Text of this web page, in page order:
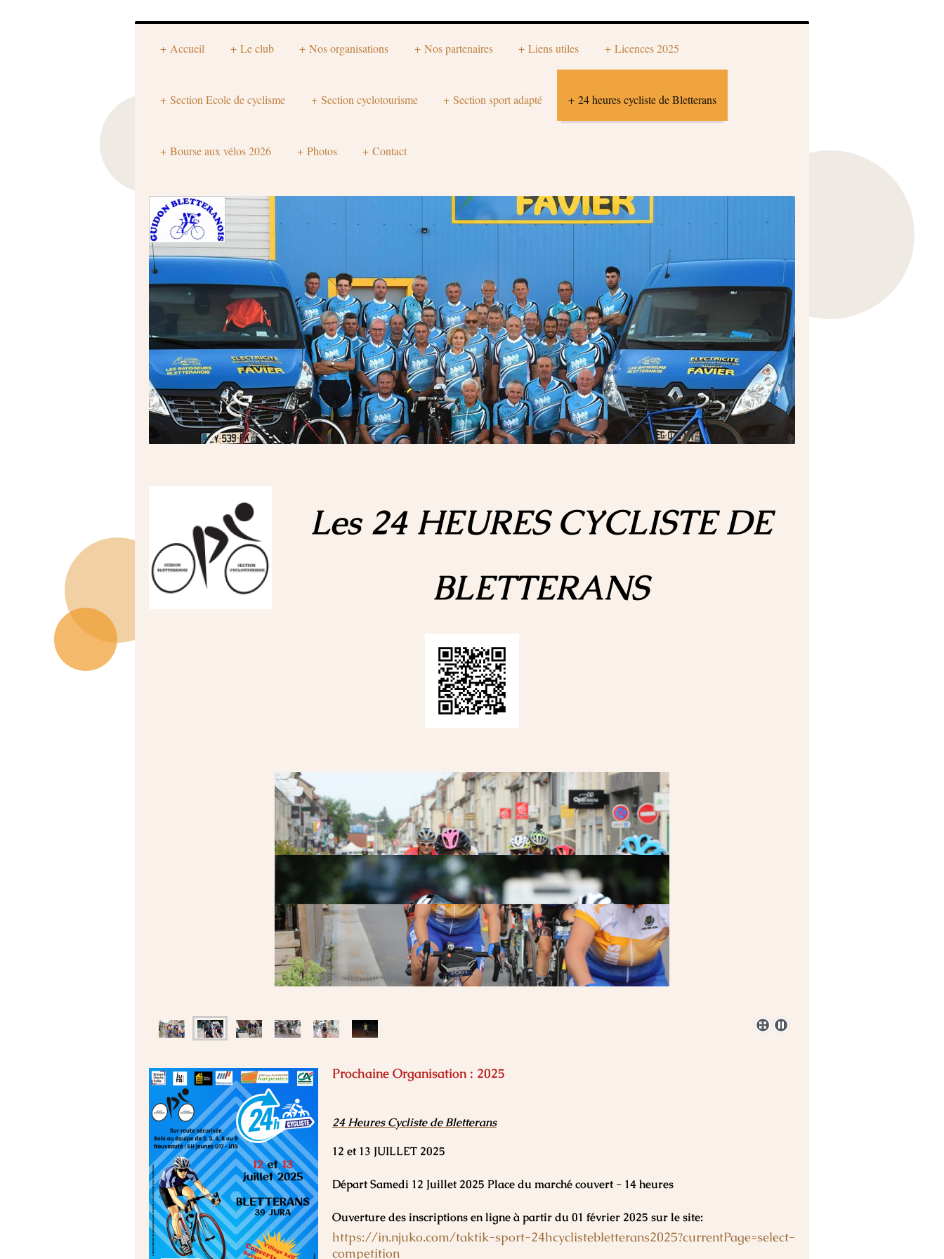
Accueil Le club Nos organisations Nos partenaires Liens utiles Licences 2025
Section Ecole de cyclisme Section cyclotourisme Section sport adapté 24 heures cycliste de Bletterans
Bourse aux vélos 2026 Photos Contact
Les 24 HEURES CYCLISTE DE
BLETTERANS
Prochaine Organisation : 2025
24 Heures Cycliste de Bletterans
12 et 13 JUILLET 2025
Départ Samedi 12 Juillet 2025 Place du marché couvert - 14 heures
Ouverture des inscriptions en ligne à partir du 01 février 2025 sur le site:
https://in.njuko.com/taktik-sport-24hcyclistebletterans2025?currentPage=select-
competition